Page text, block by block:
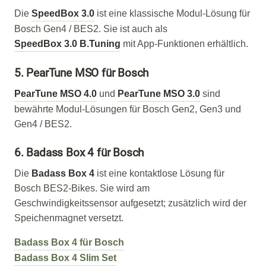
Die SpeedBox 3.0 ist eine klassische Modul-Lösung für
Bosch Gen4 / BES2. Sie ist auch als
SpeedBox 3.0 B.Tuning mit App-Funktionen erhältlich.
5. PearTune MSO für Bosch
PearTune MSO 4.0 und PearTune MSO 3.0 sind
bewährte Modul-Lösungen für Bosch Gen2, Gen3 und
Gen4 / BES2.
6. Badass Box 4 für Bosch
Die Badass Box 4 ist eine kontaktlose Lösung für
Bosch BES2-Bikes. Sie wird am
Geschwindigkeitssensor aufgesetzt; zusätzlich wird der
Speichenmagnet versetzt.
Badass Box 4 für Bosch
Badass Box 4 Slim Set